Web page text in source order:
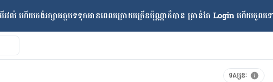
រវល់ ហើយចង់​រក្សាអត្ថបទទុកអានពេលក្រោយ​ច្រើនប៉ុណ្ណាក៏បាន គ្រាន់តែ​ Login ហើយចូលទ
ទស្សនៈ